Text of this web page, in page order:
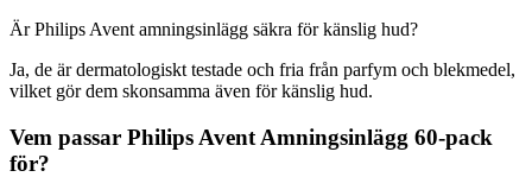
Är Philips Avent amningsinlägg säkra för känslig hud?
Ja, de är dermatologiskt testade och fria från parfym och blekmedel,
vilket gör dem skonsamma även för känslig hud.
Vem passar Philips Avent Amningsinlägg 60-pack
för?